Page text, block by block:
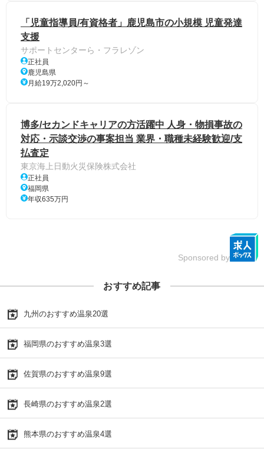
「児童指導員/有資格者」鹿児島市の小規模 児童発達
支援
サポートセンターら・フラレゾン
正社員
鹿児島県
月給19万2,020円～
博多/セカンドキャリアの方活躍中 人身・物損事故の
対応・示談交渉の事案担当 業界・職種未経験歓迎/支
払査定
東京海上日動火災保険株式会社
正社員
福岡県
年収635万円
Sponsored by
おすすめ記事
九州のおすすめ温泉20選
福岡県のおすすめ温泉3選
佐賀県のおすすめ温泉9選
長崎県のおすすめ温泉2選
熊本県のおすすめ温泉4選